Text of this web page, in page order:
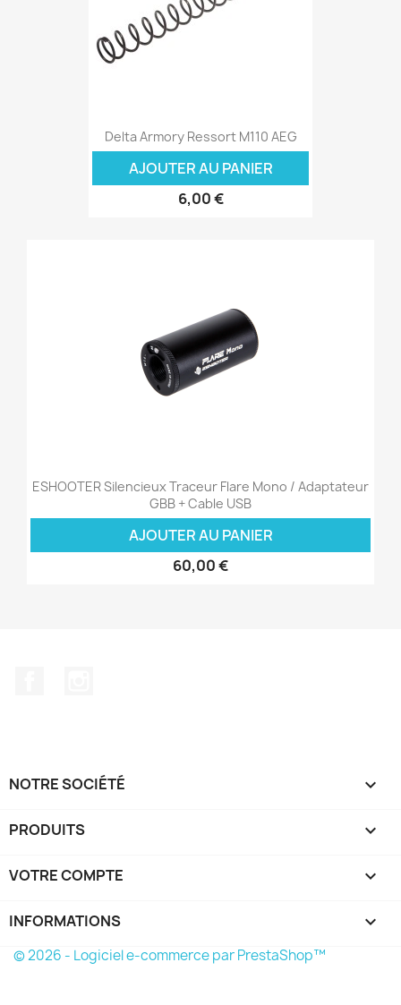
Delta Armory Ressort M110 AEG
AJOUTER AU PANIER
6,00 €
ESHOOTER Silencieux Traceur Flare Mono / Adaptateur
GBB + Cable USB
AJOUTER AU PANIER
60,00 €
NOTRE SOCIÉTÉ 
PRODUITS 
VOTRE COMPTE 
INFORMATIONS keyboard_arrow_down
© 2026 - Logiciel e-commerce par PrestaShop™